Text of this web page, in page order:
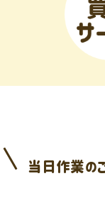
当日作業の